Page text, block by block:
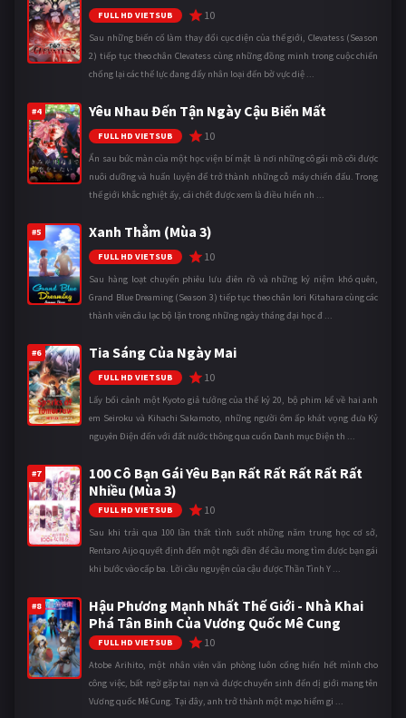
FULL HD VIETSUB 10
Sau những biến cố làm thay đổi cục diện của thế giới, Clevatess (Season
2) tiếp tục theo chân Clevatess cùng những đồng minh trong cuộc chiến
chống lại các thế lực đang đẩy nhân loại đến bờ vực diệ ...
#4 Yêu Nhau Đến Tận Ngày Cậu Biến Mất
FULL HD VIETSUB 10
Ẩn sau bức màn của một học viện bí mật là nơi những cô gái mồ côi được
nuôi dưỡng và huấn luyện để trở thành những cỗ máy chiến đấu. Trong
thế giới khắc nghiệt ấy, cái chết được xem là điều hiển nh ...
#5 Xanh Thẳm (Mùa 3)
FULL HD VIETSUB 10
Sau hàng loạt chuyến phiêu lưu điên rồ và những kỷ niệm khó quên,
Grand Blue Dreaming (Season 3) tiếp tục theo chân Iori Kitahara cùng các
thành viên câu lạc bộ lặn trong những ngày tháng đại học đ ...
#6 Tia Sáng Của Ngày Mai
FULL HD VIETSUB 10
Lấy bối cảnh một Kyoto giả tưởng của thế kỷ 20, bộ phim kể về hai anh
em Seiroku và Kihachi Sakamoto, những người ôm ấp khát vọng đưa Kỷ
nguyên Điện đến với đất nước thông qua cuốn Danh mục Điện th ...
#7
100 Cô Bạn Gái Yêu Bạn Rất Rất Rất Rất Rất
Nhiều (Mùa 3)
FULL HD VIETSUB 10
Sau khi trải qua 100 lần thất tình suốt những năm trung học cơ sở,
Rentaro Aijo quyết định đến một ngôi đền để cầu mong tìm được bạn gái
khi bước vào cấp ba. Lời cầu nguyện của cậu được Thần Tình Y ...
#8
Hậu Phương Mạnh Nhất Thế Giới - Nhà Khai
Phá Tân Binh Của Vương Quốc Mê Cung
FULL HD VIETSUB 10
Atobe Arihito, một nhân viên văn phòng luôn cống hiến hết mình cho
công việc, bất ngờ gặp tai nạn và được chuyển sinh đến dị giới mang tên
Vương quốc Mê Cung. Tại đây, anh trở thành một mạo hiểm gi ...